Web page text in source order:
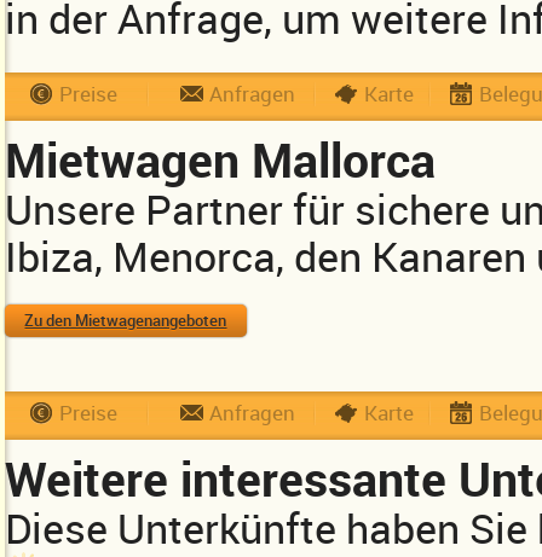
in der Anfrage, um weitere
Preise Anfragen Karte
Mietwagen Mallorca
Unsere Partner für sichere
Ibiza, Menorca, den
Zu den Mietwagenangeboten
Preise Anfragen Karte
Weitere interessante
Diese Unterkünfte haben